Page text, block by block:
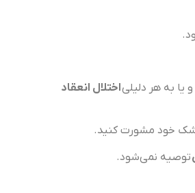
یا به هر دلیلیاختلال انعقاد
خود مشورت کنید.
توصیه نمی‌شود.